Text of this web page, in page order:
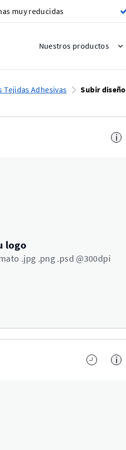
muy reducidas
Nuestros productos
Tejidas Adhesivas Subir diseño
i
logo
.jpg .png .psd @300dpi
i